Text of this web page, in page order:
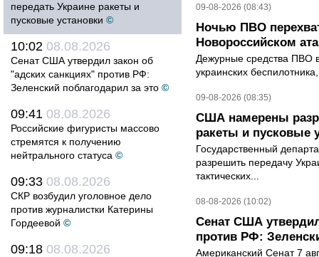
передать Украине ракеты и
пусковые установки ©
10:02 08.08.2026
Сенат США утвердил закон об
"адских санкциях" против РФ:
Зеленский поблагодарил за это ©
09:41 08.08.2026
Российские фигуристы массово
стремятся к получению
нейтрального статуса ©
09:33 08.08.2026
СКР возбудил уголовное дело
против журналистки Катерины
Гордеевой ©
09:18 08.08.2026
09-08-2026 (08:43)
Ночью ПВО
Новороссийском
Дежурные средства ПВО
украинских
09-08-2026 (08:35)
США намерены
ракеты и пусковые
Государственный
разрешить передачу
тактических...
08-08-2026 (10:02)
Сенат США
против РФ:
Американский Сенат 7